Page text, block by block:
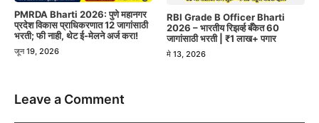
PMRDA Bharti 2026: पुणे महानगर
प्रदेश विकास प्राधिकरणात 12 जागांसाठी
भरती; फी नाही, थेट ई-मेलने अर्ज करा!
जून 19, 2026
RBI Grade B Officer Bharti
2026 – भारतीय रिझर्व्ह बँकेत 60
जागांसाठी भरती | ₹1 लाख+ पगार
मे 13, 2026
Leave a Comment